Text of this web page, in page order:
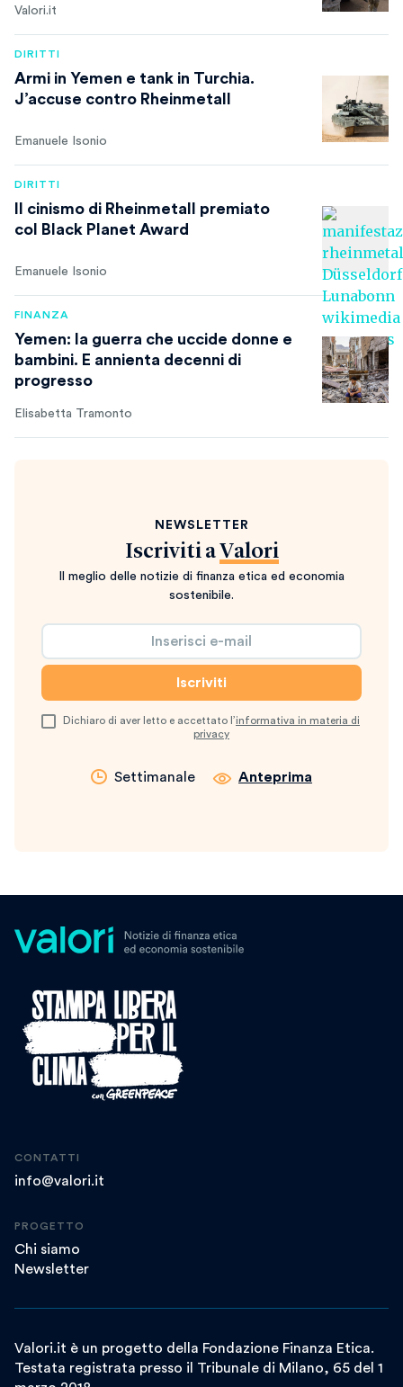
Valori.it
DIRITTI
Armi in Yemen e tank in Turchia.
J’accuse contro Rheinmetall
Emanuele Isonio
DIRITTI
Il cinismo di Rheinmetall premiato
col Black Planet Award
Emanuele Isonio
FINANZA
Yemen: la guerra che uccide donne e
bambini. E annienta decenni di
progresso
Elisabetta Tramonto
NEWSLETTER
Iscriviti a Valori
Il meglio delle notizie di finanza etica ed economia
sostenibile.
Dichiaro di aver letto e accettato l’informativa in materia di
privacy
Settimanale Anteprima
CONTATTI
info@valori.it
PROGETTO
Chi siamo
Newsletter
Valori.it è un progetto della Fondazione Finanza Etica.
Testata registrata presso il Tribunale di Milano, 65 del 1